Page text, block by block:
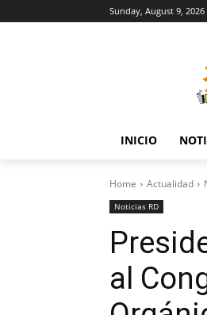
Sunday, August 9, 2026
INICIO
Home Actualidad
Noticias RD
al